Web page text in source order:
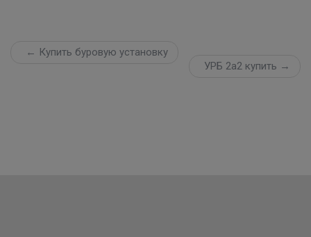
УРБ 2а2 купить →
← Купить буровую установку